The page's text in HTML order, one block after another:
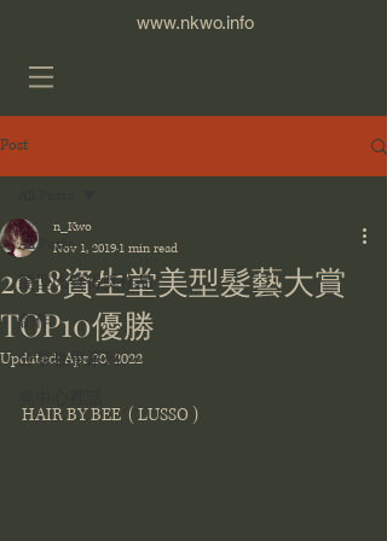
www.nkwo.info
Post
All Posts
髮型比賽得獎作品
創作
分享教學系列
2018資生堂美型髮藝大賞
TOP10優勝
n_Kwo
Nov 1, 2019 1 min read
Updated: Apr 20, 2022
HAIR BY BEE  ( LUSSO )